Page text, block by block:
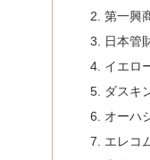
第一興
日本管
イエロ
ダスキ
オーハ
エレコ